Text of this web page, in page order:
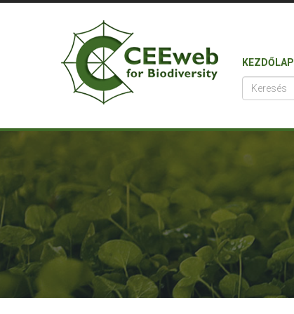
KEZDŐLAP